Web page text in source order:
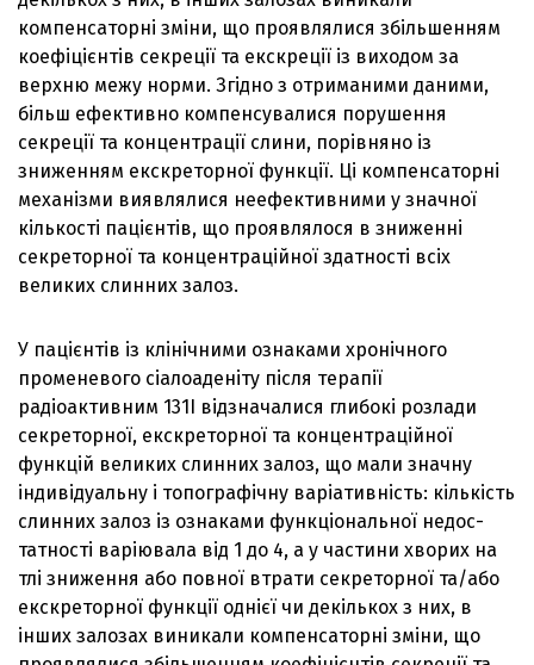
компенсаторні зміни, що проявлялися збільшенням
коефіцієнтів секреції та екскреції із виходом за
верхню межу норми. Згідно з отриманими даними,
більш ефективно компенсувалися порушення
секреції та концентрації слини, порівняно із
зниженням екскреторної функції. Ці компенсаторні
механізми виявлялися неефективними у значної
кількості пацієнтів, що проявлялося в зниженні
секреторної та концентраційної здатності всіх
великих слинних залоз.
У пацієнтів із клінічними ознаками хронічного
променевого сіалоаденіту після терапії
радіоактивним 131I відзначалися глибокі розлади
секреторної, екскреторної та концентраційної
функцій великих слинних залоз, що мали значну
індивідуальну і топографічну варіативність: кількість
слинних залоз із ознаками функціональної недос-
татності варіювала від 1 до 4, а у частини хворих на
тлі зниження або повної втрати секреторної та/або
екскреторної функції однієї чи декількох з них, в
інших залозах виникали компенсаторні зміни, що